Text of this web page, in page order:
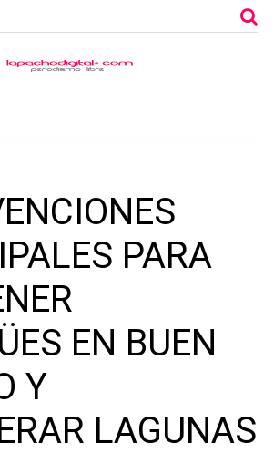
PARA
EN BUEN
Y
LAGUNAS